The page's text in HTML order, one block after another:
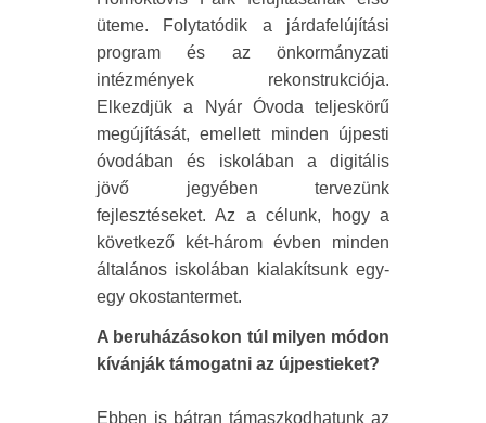
üteme. Folytatódik a járdafelújítási
program és az önkormányzati
intézmények rekonstrukciója.
Elkezdjük a Nyár Óvoda teljeskörű
megújítását, emellett minden újpesti
óvodában és iskolában a digitális
jövő jegyében tervezünk
fejlesztéseket. Az a célunk, hogy a
következő két-három évben minden
általános iskolában kialakítsunk egy-
egy okostantermet.
A beruházásokon túl milyen módon
kívánják támogatni az újpestieket?
Ebben is bátran támaszkodhatunk az